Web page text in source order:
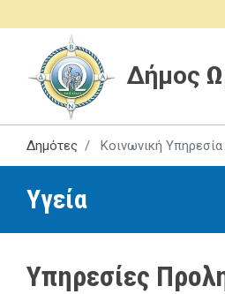
Δήμος
Δημότες Κοινωνική Υπηρεσία
Υγεία
Υπηρεσίες